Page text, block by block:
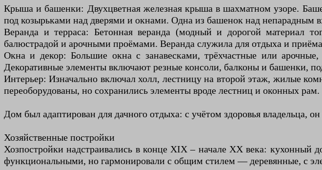
Крыша и башенки: Двухцветная железная крыша в шахматном узоре.
под козырьками над дверями и окнами. Одна из башенок над непарадным
Веранда и терраса: Бетонная веранда (модный и дорогой материал
балюстрадой и арочными проёмами. Веранда служила для отдыха и
Окна и декор: Большие окна с занавесками, трёхчастные или
Декоративные элементы включают резные консоли, балконы и башенки,
Интерьер: Изначально включал холл, лестницу на второй этаж, жилые
переоборудованы, но сохранились элементы вроде лестниц и оконных рам.
Дом был адаптирован для дачного отдыха: с учётом здоровья владельца,
Хозяйственные постройки
Хозпостройки надстраивались в конце XIX – начале XX века:
функциональными, но гармонировали с общим стилем — деревянные, с